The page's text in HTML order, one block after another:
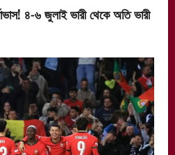
৪-৬ জুলাই ভারী থেকে অতি ভারী